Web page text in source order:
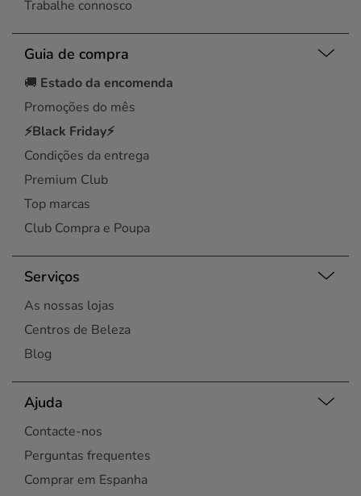
Trabalhe connosco
Guia de compra
🚚 Estado da encomenda
Promoções do mês
⚡Black Friday⚡
Condições da entrega
Premium Club
Top marcas
Club Compra e Poupa
Serviços
As nossas lojas
Centros de Beleza
Blog
Ajuda
Contacte-nos
Perguntas frequentes
Comprar em Espanha